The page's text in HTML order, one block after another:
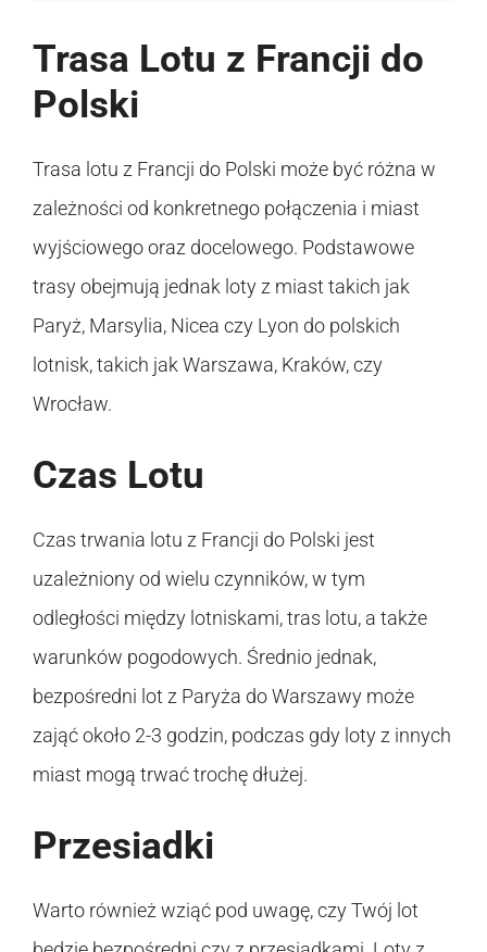
Trasa Lotu z Francji do
Polski
Trasa lotu z Francji do Polski może być różna w
zależności od konkretnego połączenia i miast
wyjściowego oraz docelowego. Podstawowe
trasy obejmują jednak loty z miast takich jak
Paryż, Marsylia, Nicea czy Lyon do polskich
lotnisk, takich jak Warszawa, Kraków, czy
Wrocław.
Czas Lotu
Czas trwania lotu z Francji do Polski jest
uzależniony od wielu czynników, w tym
odległości między lotniskami, tras lotu, a także
warunków pogodowych. Średnio jednak,
bezpośredni lot z Paryża do Warszawy może
zająć około 2-3 godzin, podczas gdy loty z innych
miast mogą trwać trochę dłużej.
Przesiadki
Warto również wziąć pod uwagę, czy Twój lot